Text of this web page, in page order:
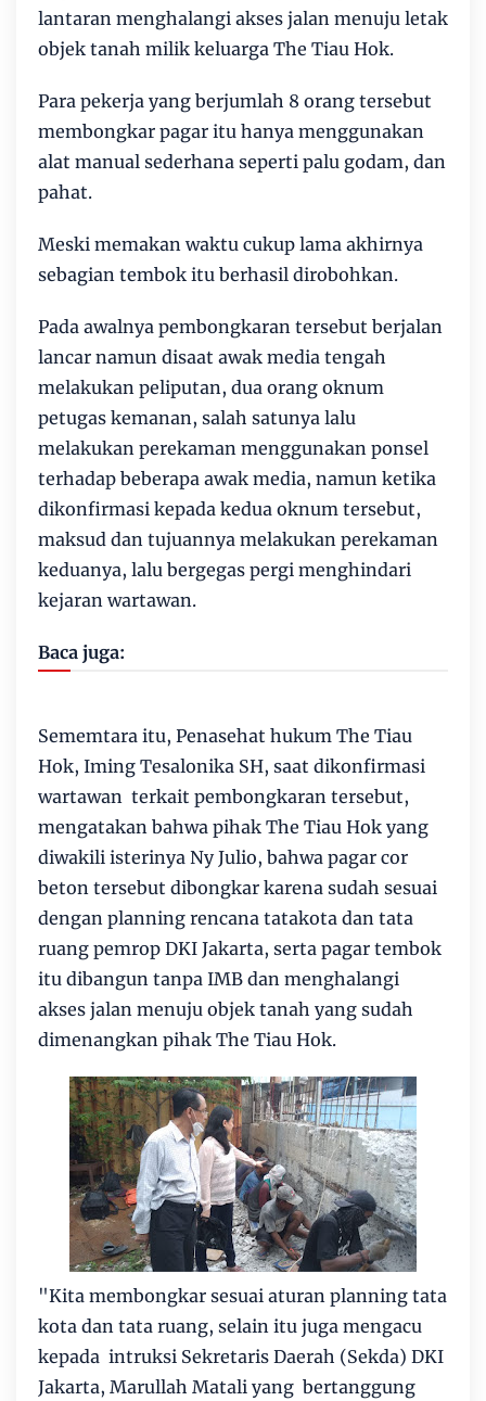
lantaran menghalangi akses jalan menuju letak
objek tanah milik keluarga The Tiau Hok.
Para pekerja yang berjumlah 8 orang tersebut
membongkar pagar itu hanya menggunakan
alat manual sederhana seperti palu godam, dan
pahat.
Meski memakan waktu cukup lama akhirnya
sebagian tembok itu berhasil dirobohkan.
Pada awalnya pembongkaran tersebut berjalan
lancar namun disaat awak media tengah
melakukan peliputan, dua orang oknum
petugas kemanan, salah satunya lalu
melakukan perekaman menggunakan ponsel
terhadap beberapa awak media, namun ketika
dikonfirmasi kepada kedua oknum tersebut,
maksud dan tujuannya melakukan perekaman
keduanya, lalu bergegas pergi menghindari
kejaran wartawan.
Baca juga:
Sememtara itu, Penasehat hukum The Tiau
Hok, Iming Tesalonika SH, saat dikonfirmasi
wartawan terkait pembongkaran tersebut,
mengatakan bahwa pihak The Tiau Hok yang
diwakili isterinya Ny Julio, bahwa pagar cor
beton tersebut dibongkar karena sudah sesuai
dengan planning rencana tatakota dan tata
ruang pemrop DKI Jakarta, serta pagar tembok
itu dibangun tanpa IMB dan menghalangi
akses jalan menuju objek tanah yang sudah
dimenangkan pihak The Tiau Hok.
"Kita membongkar sesuai aturan planning tata
kota dan tata ruang, selain itu juga mengacu
kepada intruksi Sekretaris Daerah (Sekda) DKI
Jakarta, Marullah Matali yang bertanggung